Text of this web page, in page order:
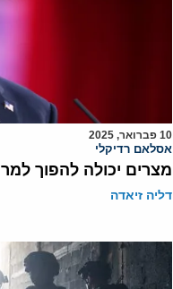
10 פברואר, 2025
אסלאם רדיקלי
מצרים יכולה להפוך
דליה זיאדה